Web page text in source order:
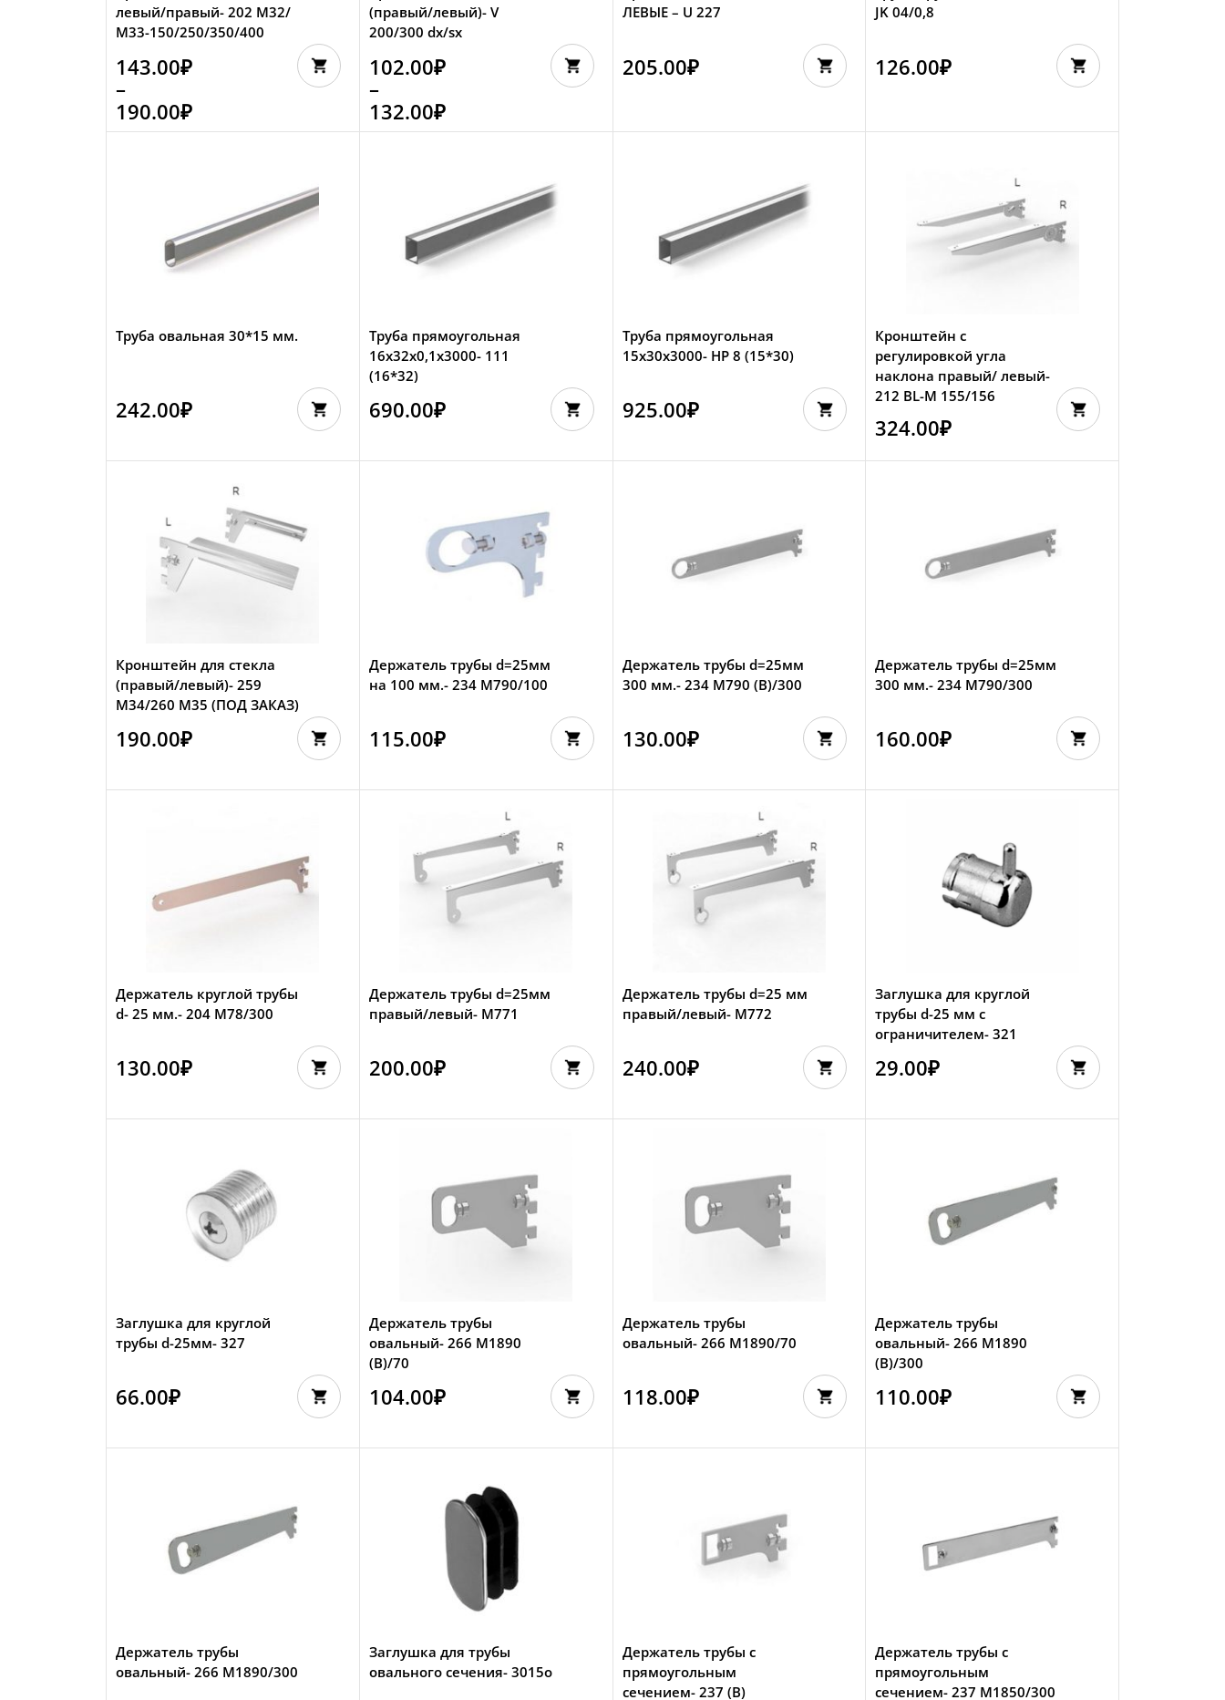
левый/правый- 202 M32/
М33-150/250/350/400
143.00₽
–
190.00₽
(правый/левый)- V
200/300 dx/sx
102.00₽
–
132.00₽
ЛЕВЫЕ – U 227
205.00₽
JK 04/0,8
126.00₽
Труба овальная 30*15 мм.
242.00₽
Труба прямоугольная
16х32х0,1х3000- 111
(16*32)
690.00₽
Труба прямоугольная
15х30х3000- HP 8 (15*30)
925.00₽
Кронштейн с
регулировкой угла
наклона правый/ левый-
212 BL-M 155/156
324.00₽
Кронштейн для стекла
(правый/левый)- 259
М34/260 М35 (ПОД ЗАКАЗ)
190.00₽
Держатель трубы d=25мм
на 100 мм.- 234 M790/100
115.00₽
Держатель трубы d=25мм
300 мм.- 234 M790 (В)/300
130.00₽
Держатель трубы d=25мм
300 мм.- 234 M790/300
160.00₽
Держатель круглой трубы
d- 25 мм.- 204 М78/300
130.00₽
Держатель трубы d=25мм
правый/левый- М771
200.00₽
Держатель трубы d=25 мм
правый/левый- M772
240.00₽
Заглушка для круглой
трубы d-25 мм с
ограничителем- 321
29.00₽
Заглушка для круглой
трубы d-25мм- 327
66.00₽
Держатель трубы
овальный- 266 М1890
(В)/70
104.00₽
Держатель трубы
овальный- 266 М1890/70
118.00₽
Держатель трубы
овальный- 266 М1890
(В)/300
110.00₽
Держатель трубы
овальный- 266 М1890/300
Заглушка для трубы
овального сечения- 3015о
Держатель трубы с
прямоугольным
сечением- 237 (B)
Держатель трубы с
прямоугольным
сечением- 237 M1850/300